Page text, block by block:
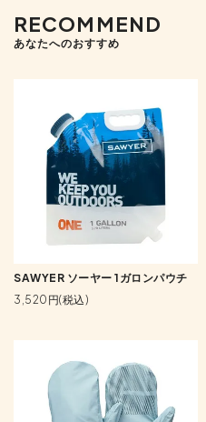
RECOMMEND
あなたへのおすすめ
SAWYER ソーヤー 1ガロンパウチ
3,520円(税込)